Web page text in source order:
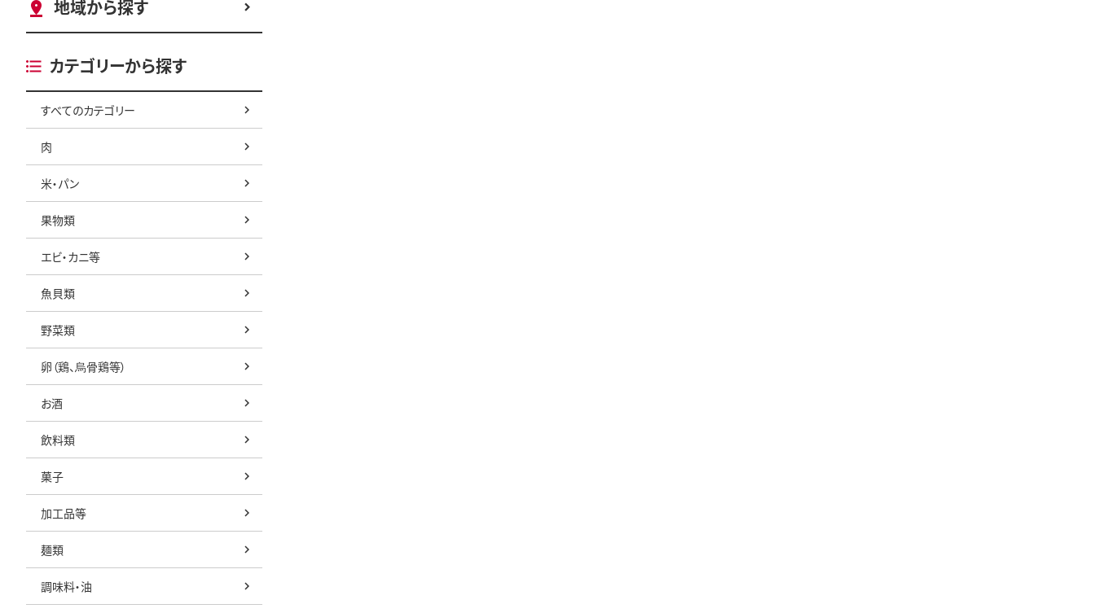
地域から探す
カテゴリーから探す
すべてのカテゴリー
肉
米・パン
果物類
エビ・カニ等
魚貝類
野菜類
卵（鶏、烏骨鶏等）
お酒
飲料類
菓子
加工品等
麺類
調味料・油